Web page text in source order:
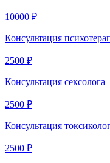
10000 ₽
Консультация
2500 ₽
Консультация сексолога
2500 ₽
Консультация
2500 ₽